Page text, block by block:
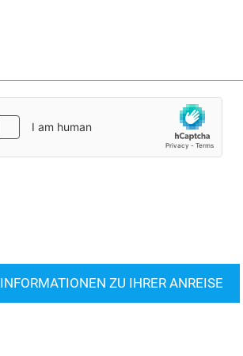
INFORMATIONEN ZU IHRER ANREISE